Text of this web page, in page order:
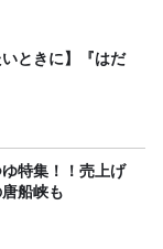
いときに】『はだ
特集！！売上げ
船峡も